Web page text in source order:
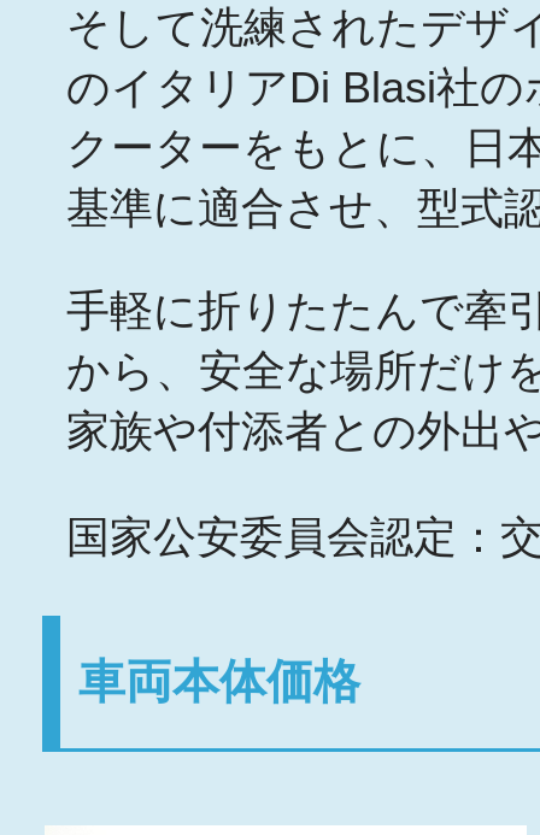
そして洗練されたデザ
のイタリアDi Blasi社
クーターをもとに、日
基準に適合させ、型式
手軽に折りたたんで牽
から、安全な場所だけ
家族や付添者との外出
国家公安委員会認定
車両本体価格